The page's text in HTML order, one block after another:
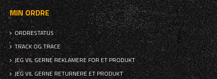
MIN ORDRE
ORDRESTATUS
TRACK OG TRACE
JEG VIL GERNE REKLAMERE FOR ET PRODUKT
JEG VIL GERNE RETURNERE ET PRODUKT